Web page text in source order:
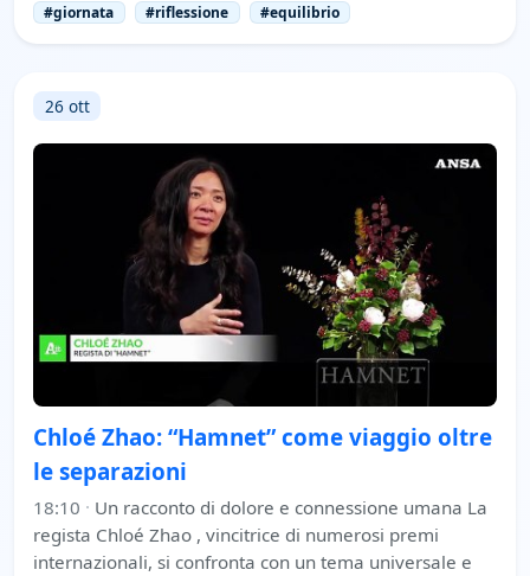
#giornata #riflessione #equilibrio
26 ott
Chloé Zhao: “Hamnet” come viaggio oltre
le separazioni
18:10 · Un racconto di dolore e connessione umana La
regista Chloé Zhao , vincitrice di numerosi premi
internazionali, si confronta con un tema universale e